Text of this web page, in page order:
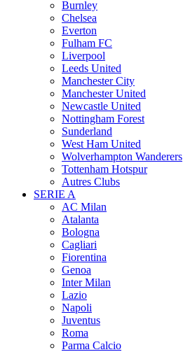
Burnley
Chelsea
Everton
Fulham FC
Liverpool
Leeds United
Manchester City
Manchester United
Newcastle United
Nottingham Forest
Sunderland
West Ham United
Wolverhampton Wanderers
Tottenham Hotspur
Autres Clubs
SERIE A
AC Milan
Atalanta
Bologna
Cagliari
Fiorentina
Genoa
Inter Milan
Lazio
Napoli
Juventus
Roma
Parma Calcio